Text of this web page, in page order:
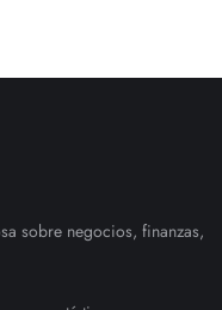
sobre negocios, finanzas,